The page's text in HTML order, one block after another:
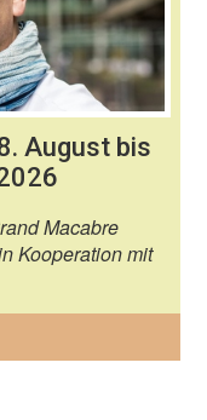
August bis
Macabre
Kooperation mit